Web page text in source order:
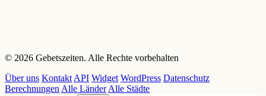
© 2026 Gebetszeiten. Alle Rechte vorbehalten
Über uns Kontakt API Widget WordPress Datenschutz
Berechnungen Alle Länder Alle Städte